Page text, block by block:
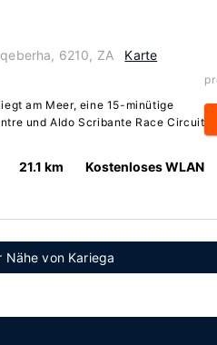
6210, ZA
Karte
am Meer, eine 15-minütige
und Aldo Scribante Race Circuit
21.1 km Kostenloses WLAN
Nähe von Kariega